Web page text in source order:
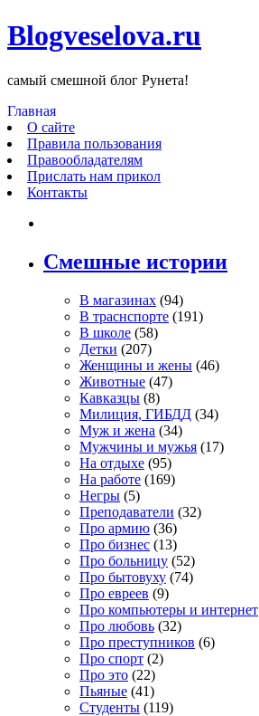
Blogveselova.ru
самый смешной блог Рунета!
Главная
О сайте
Правила пользования
Правообладателям
Прислать нам прикол
Контакты
Смешные истории
В магазинах (94)
В траснспорте (191)
В школе (58)
Детки (207)
Женщины и жены (46)
Животные (47)
Кавказцы (8)
Милиция, ГИБДД (34)
Муж и жена (34)
Мужчины и мужья (17)
На отдыхе (95)
На работе (169)
Негры (5)
Преподаватели (32)
Про армию (36)
Про бизнес (13)
Про больницу (52)
Про бытовуху (74)
Про евреев (9)
Про компьютеры и интернет
Про любовь (32)
Про преступников (6)
Про спорт (2)
Про это (22)
Пьяные (41)
Студенты (119)